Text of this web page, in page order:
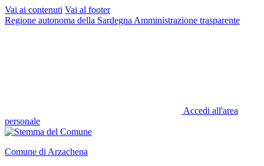
Vai ai contenuti Vai al footer
Regione autonoma della Sardegna Amministrazione trasparente
Accedi all'area
personale
Comune di Arzachena